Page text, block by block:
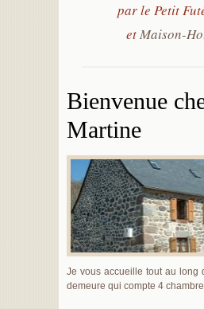
par le Petit
etMaison-
Bienvenue
Martine
Je vous accueille tout au long
demeure qui compte 4